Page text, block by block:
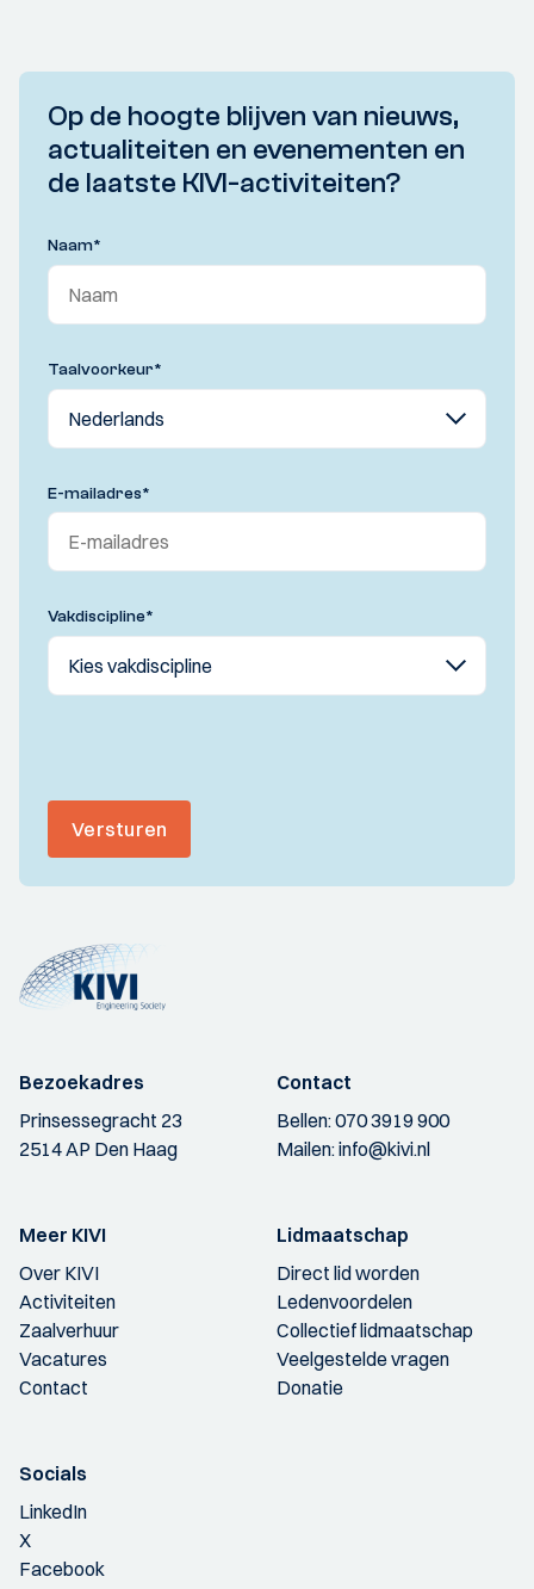
Op de hoogte blijven van nieuws,
actualiteiten en evenementen en
de laatste KIVI-activiteiten?
Naam*
Taalvoorkeur*
E-mailadres*
Vakdiscipline*
Versturen
Bezoekadres
Prinsessegracht 23
2514 AP Den Haag
Contact
Bellen:070 3919 900
Mailen:info@kivi.nl
Meer KIVI
Over KIVI
Activiteiten
Zaalverhuur
Vacatures
Contact
Lidmaatschap
Direct lid worden
Ledenvoordelen
Collectief lidmaatschap
Veelgestelde vragen
Donatie
Socials
LinkedIn
X
Facebook